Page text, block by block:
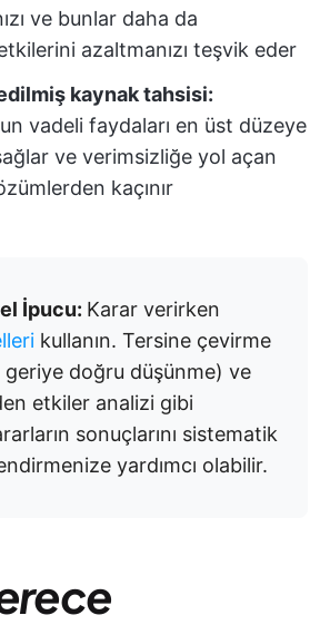
ve bunlar daha da
azaltmanızı teşvik eder
kaynak tahsisi:
vadeli faydaları en üst düzeye
sağlar ve verimsizliğe yol açan
kaçınır
İpucu: Karar verirken
kullanın. Tersine çevirme
doğru düşünme) ve
etkiler analizi gibi
sonuçlarını sistematik
yardımcı olabilir.